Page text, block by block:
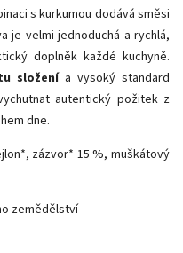
s kurkumou dodává směsi
je velmi jednoduchá a rychlá,
doplněk každé kuchyně.
složenía vysoký standard
autentický požitek z
dne.
zázvor* 15 %, muškátový
zemědělství